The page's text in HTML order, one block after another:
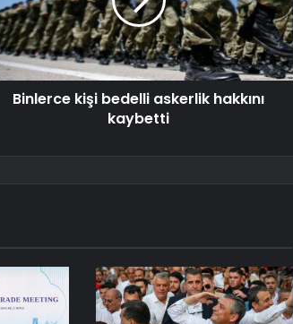
Binlerce kişi bedelli askerlik hakkını
kaybetti